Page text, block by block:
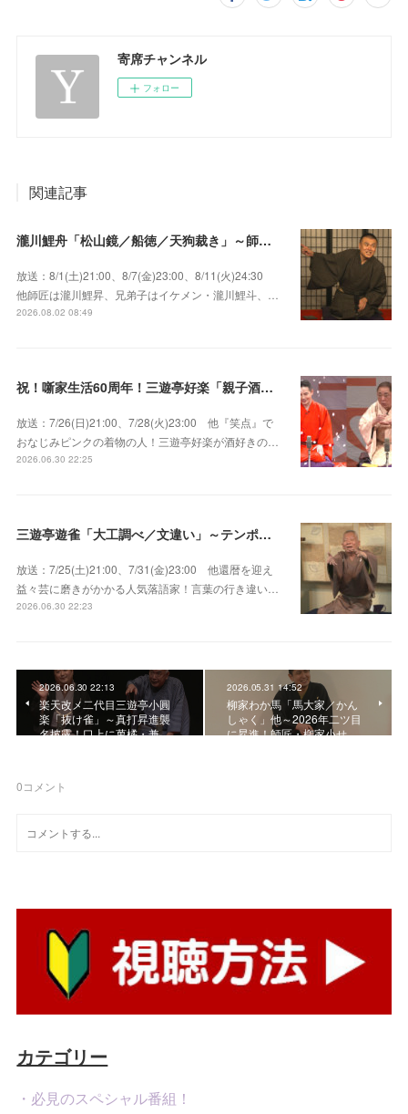
寄席チャンネル
フォロー
関連記事
瀧川鯉舟「松山鏡／船徳／天狗裁き」～師匠はあの唯一無二の雰囲気で爆笑をさらう瀧川鯉昇！
放送：8/1(土)21:00、8/7(金)23:00、8/11(火)24:30
他師匠は瀧川鯉昇、兄弟子はイケメン・瀧川鯉斗、…
2026.08.02 08:49
祝！噺家生活60周年！三遊亭好楽「親子酒」錦笑亭満堂「桜ん坊」～満堂フェス2026
放送：7/26(日)21:00、7/28(火)23:00 他『笑点』で
おなじみピンクの着物の人！三遊亭好楽が酒好きの…
2026.06.30 22:25
三遊亭遊雀「大工調べ／文違い」～テンポよくたたみかける語り口で人気・実力とも屈指！
放送：7/25(土)21:00、7/31(金)23:00 他還暦を迎え
益々芸に磨きがかかる人気落語家！言葉の行き違い…
2026.06.30 22:23
2026.06.30 22:13
楽天改メ二代目三遊亭小圓
楽「抜け雀」～真打昇進襲
名披露！口上に萬橘・兼…
2026.05.31 14:52
柳家わか馬「馬大家／かん
しゃく」他～2026年二ツ目
に昇進！師匠・柳家小せ…
0コメント
カテゴリー
・必見のスペシャル番組！